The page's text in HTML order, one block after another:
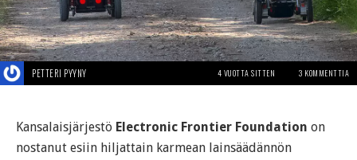
PETTERI PYYNY 4 VUOTTA SITTEN 3 KOMMENTTIA
Kansalaisjärjestö Electronic Frontier Foundation on
nostanut esiin hiljattain karmean lainsäädännön